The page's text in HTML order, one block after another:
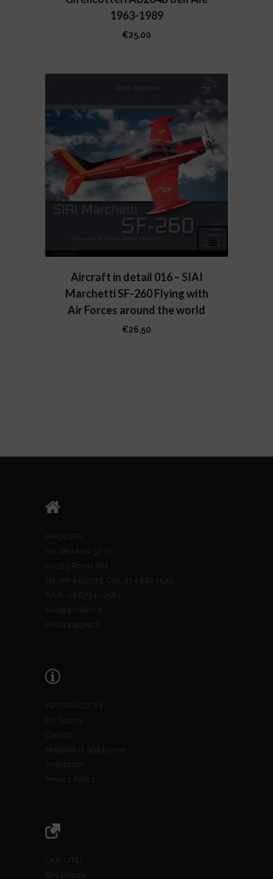
1963-1989
€25,00
Aircraft in detail 016 – SIAI
Marchetti SF-260 Flying with
Air Forces around the world
€26,50
AVIOLIBRI
Via dei Marsi 53-55
00185 Roma RM
Tel. 06.4452275; Cell. 334.8824545
P.IVA: 08679420581
avio@aviolibri.it
aviolibri@pec.it
INFORMAZIONI
Chi Siamo
Contatti
Modalità di spedizione
Distributori
Privacy Policy
LINK UTILI
IBN Editore